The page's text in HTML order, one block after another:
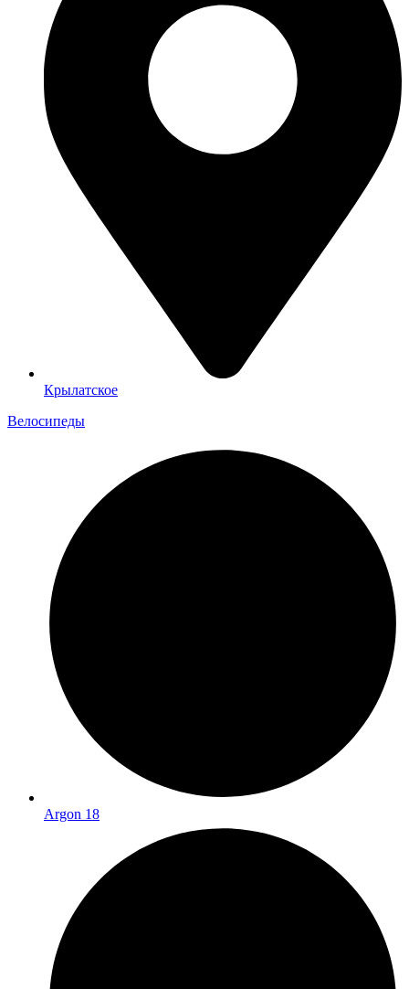
Крылатское
Велосипеды
Argon 18